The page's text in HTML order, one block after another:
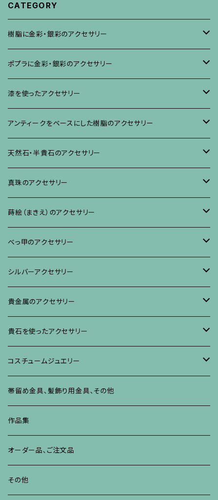
CATEGORY
樹脂に金彩・銀彩のアクセサリー
ブローチ
イヤリング・ピアス
ネックレス、その他
ポプラに金彩・銀彩のアクセサリー
ブローチ
イヤリング、ピアス
ネックレス、ペンダント
ブレスレット、バングル、その他
漆を使ったアクセサリー
ブローチ
イヤリング・ピアス
ネックレス・ペンダント
リング
ブレスレット・バングル、その他
アンティークをベースにした樹脂のアクセサリー
ブローチ
イヤリング・ピアス
ネックレス、ペンダント
ブレスレット、その他
天然石・半貴石のアクセサリー
ブローチ
イヤリング・ピアス
ネックレス、ペンダント
リング
ブレスレット、その他
真珠のアクセサリー
ブローチ
イヤリング・ピアス
ネックレス、ペンダント
リング
ブレスレット、その他
蒔絵（まきえ）のアクセサリー
べっ甲に蒔絵のアクセサリー
ブローチ
イヤリング・ピアス
真珠に蒔絵のアクセサリー
ブローチ
イヤリング、ピアス
水晶に蒔絵のアクセサリー
ブローチ
イヤリング、ピアス
朴の木やポプラに蒔絵のアクセサリー
ブローチ
イヤリング・ピアス
その他の蒔絵のアクセサリー
べっ甲のアクセサリー
ブローチ
イヤリング、ピアス
ネックレス、ペンダント
リング
ブレスレット、バングル、その他
シルバーアクセサリー
ブローチ
イヤリング、ピアス
ネックレス、ペンダント
リング
ブレスレット、バングル、その他
貴金属のアクセサリー
ブローチ
イヤリング、ピアス
ネックレス、ペンダント
ブレスレット、その他
リング
貴石を使ったアクセサリー
ブローチ
イヤリング、ピアス
ネックレス、ペンダント
リング
ブレスレット、バングル
コスチュームジュエリー
ブローチ
イヤリング、ピアス
ネックレス、ペンダント
リング
帯留め金具、髪飾り用金具、その他
作品集
オーダー品、ご注文品
その他